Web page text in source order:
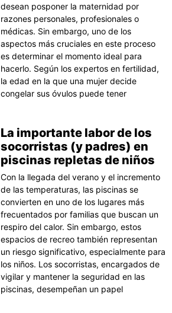
desean posponer la maternidad por
razones personales, profesionales o
médicas. Sin embargo, uno de los
aspectos más cruciales en este proceso
es determinar el momento ideal para
hacerlo. Según los expertos en fertilidad,
la edad en la que una mujer decide
congelar sus óvulos puede tener
La importante labor de los
socorristas (y padres) en
piscinas repletas de niños
Con la llegada del verano y el incremento
de las temperaturas, las piscinas se
convierten en uno de los lugares más
frecuentados por familias que buscan un
respiro del calor. Sin embargo, estos
espacios de recreo también representan
un riesgo significativo, especialmente para
los niños. Los socorristas, encargados de
vigilar y mantener la seguridad en las
piscinas, desempeñan un papel